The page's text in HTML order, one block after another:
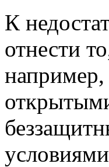
К
отнести
например,